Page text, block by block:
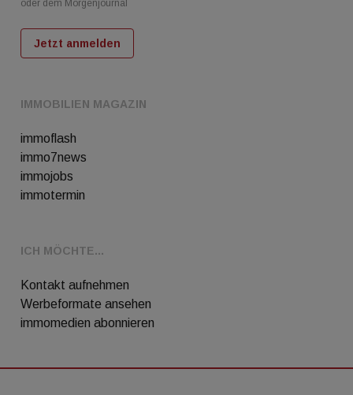
IMMOBILIEN MAGAZIN
immoflash
immo7news
immojobs
immotermin
ICH MÖCHTE...
Kontakt aufnehmen
Werbeformate ansehen
immomedien abonnieren
oder dem Morgenjournal
Jetzt anmelden